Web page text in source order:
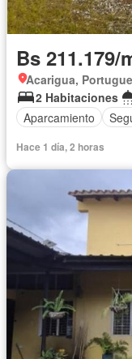
Bs 211.179/
Acarigua,
2 Habitaciones
Aparcamiento
Hace 1 día, 2 horas